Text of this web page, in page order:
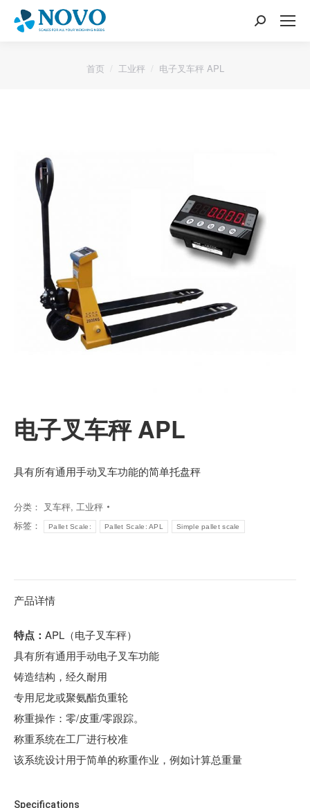
搜
您的位置：
首页 工业秤 电子叉车秤 APL
电子叉车秤 APL
具有所有通用手动叉车功能的简单托盘秤
分类： 叉车秤, 工业秤
标签：
Pallet Scale: Pallet Scale: APL Simple pallet scale
产品详情
特点： APL（电子叉车秤）
具有所有通用手动电子叉车功能
铸造结构，经久耐用
专用尼龙或聚氨酯负重轮
称重操作：零/皮重/零跟踪。
称重系统在工厂进行校准
该系统设计用于简单的称重作业，例如计算总重量
Specifications